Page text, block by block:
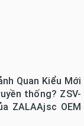
Quan Kiểu Mới
thống? ZSV-
ZALAAjsc OEM